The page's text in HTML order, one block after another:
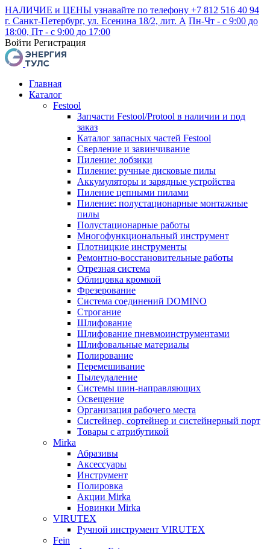
НАЛИЧИЕ и ЦЕНЫ узнавайте по телефону +7 812 516 40 94
г. Санкт-Петербург, ул. Есенина 18/2, лит. А Пн-Чт - с 9:00 до
18:00, Пт - с 9:00 до 17:00
Войти Регистрация
Главная
Каталог
Festool
Запчасти Festool/Protool в наличии и под
заказ
Каталог запасных частей Festool
Сверление и завинчивание
Пиление: лобзики
Пиление: ручные дисковые пилы
Аккумуляторы и зарядные устройства
Пиление цепными пилами
Пиление: полустационарные монтажные
пилы
Полустационарные работы
Многофункциональный инструмент
Плотницкие инструменты
Ремонтно-восстановительные работы
Отрезная система
Облицовка кромкой
Фрезерование
Система соединений DOMINO
Строгание
Шлифование
Шлифование пневмоинструментами
Шлифовальные материалы
Полирование
Перемешивание
Пылеудаление
Системы шин-направляющих
Освещение
Организация рабочего места
Систейнер, сортейнер и систейнерный порт
Товары с атрибутикой
Mirka
Абразивы
Аксессуары
Инструмент
Полировка
Акции Mirka
Новинки Mirka
VIRUTEX
Ручной инструмент VIRUTEX
Fein